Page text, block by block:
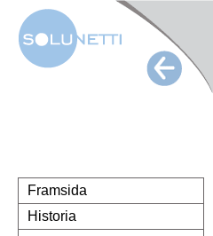
Framsida
Historia